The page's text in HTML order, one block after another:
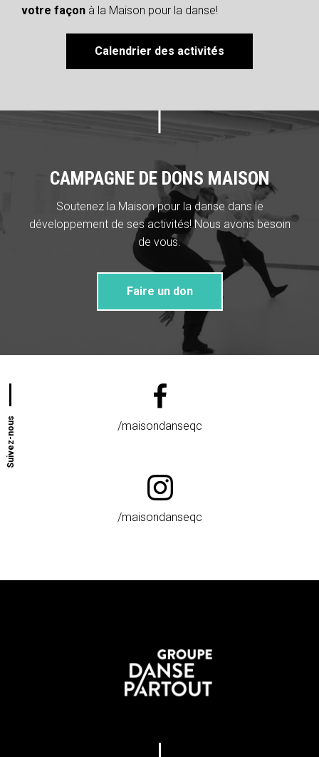
votre façon à la Maison pour la danse!
Calendrier des activités
CAMPAGNE DE DONS MAISON
Soutenez la Maison pour la danse dans le
développement de ses activités! Nous avons besoin
de vous.
Faire un don
Suivez-nous /maisondanseqc
/maisondanseqc